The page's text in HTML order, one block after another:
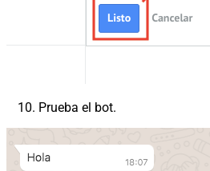
Prueba el bot.